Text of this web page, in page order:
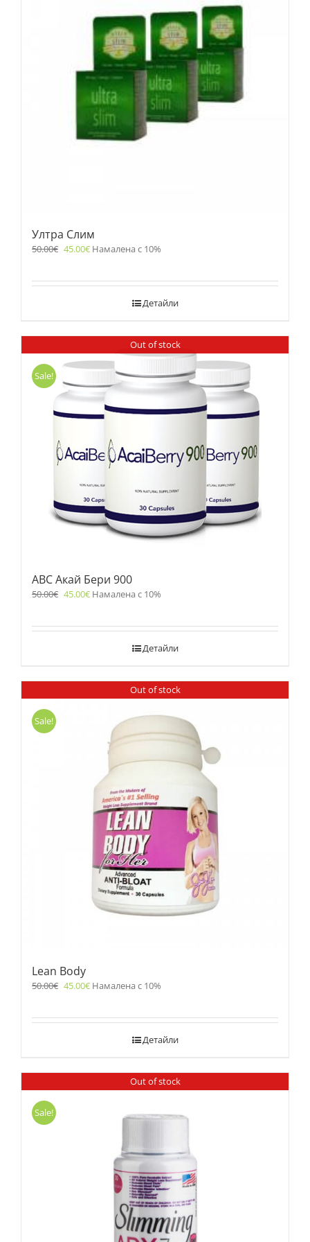
Ултра Слим
50.00€ 45.00€ Намалена с 10%
Детайли
Out of stock
Sale!
ABC Акай Бери 900
50.00€ 45.00€ Намалена с 10%
Детайли
Out of stock
Sale!
Lean Body
50.00€ 45.00€ Намалена с 10%
Детайли
Out of stock
Sale!